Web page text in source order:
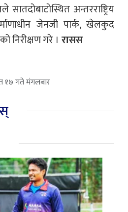
अन्तरराष्ट्रिय
जेनजी पार्क, खेलकुद
निरीक्षण गरे । रासस
१७ गते मंगलबार